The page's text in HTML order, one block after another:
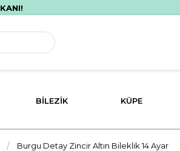
ÖZEL %10 İNDİRİM!
BILEZIK KÜPE
Burgu Detay Zincir Altın Bileklik 14 Ayar